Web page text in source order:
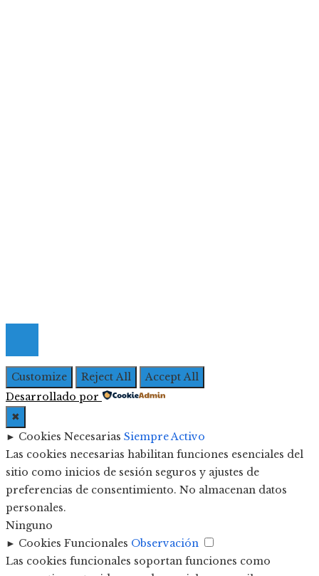
Customize Reject All
Accept All
Desarrollado por
✖
► Cookies Necesarias Siempre Activo
Las cookies necesarias habilitan funciones esenciales del
sitio como inicios de sesión seguros y ajustes de
preferencias de consentimiento. No almacenan datos
personales.
Ninguno
► Cookies Funcionales Observación
Las cookies funcionales soportan funciones como